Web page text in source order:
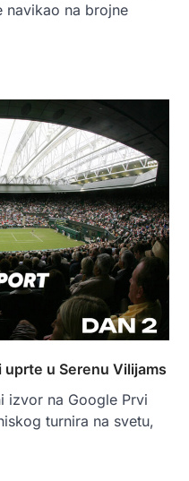
navikao na brojne
uprte u Serenu Vilijams
izvor na Google Prvi
turnira na svetu,